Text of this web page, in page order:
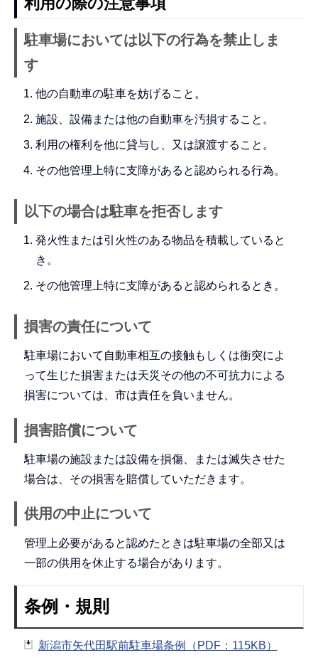
駐車場においては以下の行為を禁止しま
す
他の自動車の駐車を妨げること。
施設、設備または他の自動車を汚損すること。
利用の権利を他に貸与し、又は譲渡すること。
その他管理上特に支障があると認められる行為。
以下の場合は駐車を拒否します
発火性または引火性のある物品を積載していると
き。
その他管理上特に支障があると認められるとき。
損害の責任について
駐車場において自動車相互の接触もしくは衝突によ
って生じた損害または天災その他の不可抗力による
損害については、市は責任を負いません。
損害賠償について
駐車場の施設または設備を損傷、または滅失させた
場合は、その損害を賠償していただきます。
供用の中止について
管理上必要があると認めたときは駐車場の全部又は
一部の供用を休止する場合があります。
条例・規則
新潟市矢代田駅前駐車場条例（PDF：115KB）